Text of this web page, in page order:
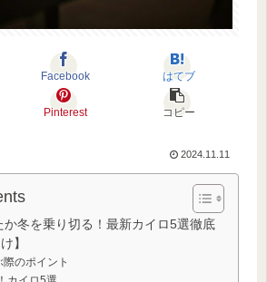
Facebook はてブ
Pinterest コピー
2024.11.11
冬を乗り切る！最新カイロ5選徹底
】
のポイント